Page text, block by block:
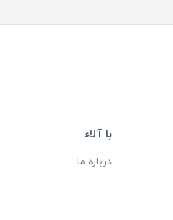
با آلاء
درباره ما